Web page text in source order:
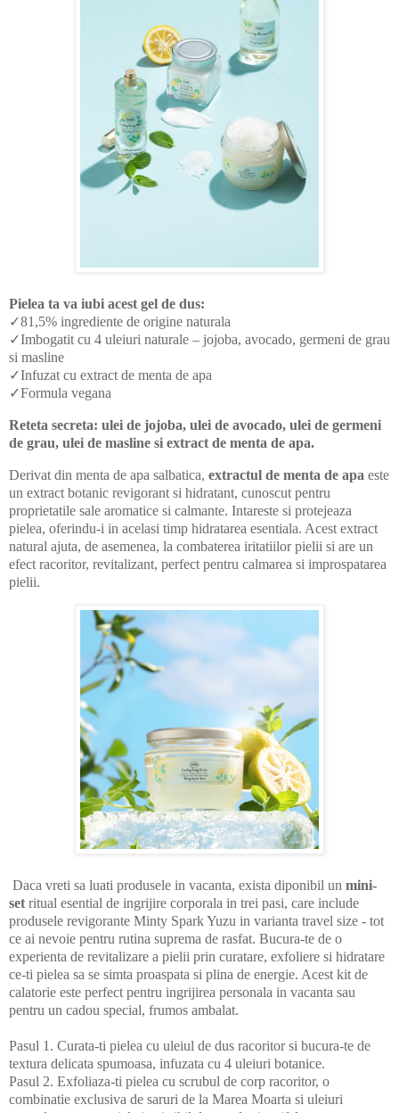
Pielea ta va iubi acest gel de dus:
✓81,5% ingrediente de origine naturala
✓Imbogatit cu 4 uleiuri naturale – jojoba, avocado, germeni de grau
si masline
✓Infuzat cu extract de menta de apa
✓Formula vegana
Reteta secreta: ulei de jojoba, ulei de avocado, ulei de germeni
de grau, ulei de masline si extract de menta de apa.
Derivat din menta de apa salbatica, extractul de menta de apa este
un extract botanic revigorant si hidratant, cunoscut pentru
proprietatile sale aromatice si calmante. Intareste si protejeaza
pielea, oferindu-i in acelasi timp hidratarea esentiala. Acest extract
natural ajuta, de asemenea, la combaterea iritatiilor pielii si are un
efect racoritor, revitalizant, perfect pentru calmarea si improspatarea
pielii.
Daca vreti sa luati produsele in vacanta, exista diponibil un mini-
setritual esential de ingrijire corporala in trei pasi, care include
produsele revigorante Minty Spark Yuzu in varianta travel size - tot
ce ai nevoie pentru rutina suprema de rasfat. Bucura-te de o
experienta de revitalizare a pielii prin curatare, exfoliere si hidratare
ce-ti pielea sa se simta proaspata si plina de energie. Acest kit de
calatorie este perfect pentru ingrijirea personala in vacanta sau
pentru un cadou special, frumos ambalat.
Pasul 1. Curata-ti pielea cu uleiul de dus racoritor si bucura-te de
textura delicata spumoasa, infuzata cu 4 uleiuri botanice.
Pasul 2. Exfoliaza-ti pielea cu scrubul de corp racoritor, o
combinatie exclusiva de saruri de la Marea Moarta si uleiuri